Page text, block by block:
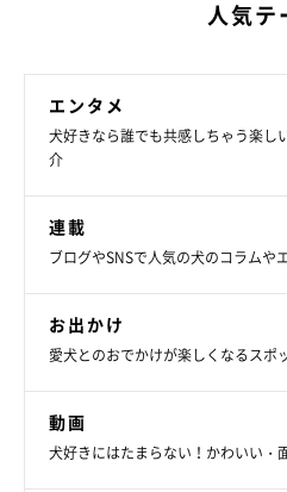
人気テ
エンタメ
犬好きなら誰でも共感しちゃう楽し
介
連載
ブログやSNSで人気の犬のコラムや
お出かけ
愛犬とのおでかけが楽しくなるスポ
動画
犬好きにはたまらない！かわいい・